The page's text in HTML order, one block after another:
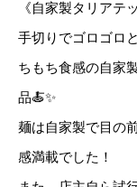
《自家製タリアテ
手切りでゴロゴロ
ちもち食感の自家
品🍝✨
麺は自家製で目の
感満載でした！